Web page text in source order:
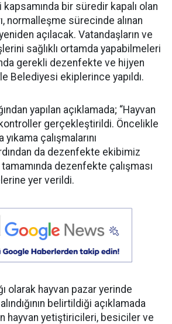
bir süredir kapalı olan
normalleşme sürecinde alınan
açılacak. Vatandaşların ve
sağlıklı ortamda yapabilmeleri
gerekli dezenfekte ve hijyen
Belediyesi ekiplerince yapıldı.
yapılan açıklamada; “Hayvan
gerçekleştirildi. Öncelikle
yıkama çalışmalarını
da dezenfekte ekibimiz
tamamında dezenfekte çalışması
yer verildi.
olarak hayvan pazar yerinde
belirtildiği açıklamada
hayvan yetiştiricileri, besiciler ve